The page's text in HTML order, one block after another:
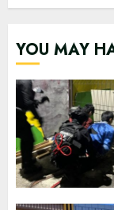
YOU MAY